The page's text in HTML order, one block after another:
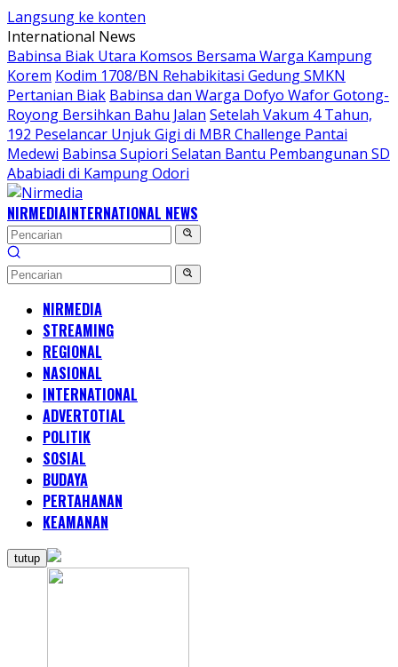
Langsung ke konten
International News
Babinsa Biak Utara Komsos Bersama Warga Kampung
Korem Kodim 1708/BN Rehabikitasi Gedung SMKN
Pertanian Biak Babinsa dan Warga Dofyo Wafor Gotong-
Royong Bersihkan Bahu Jalan Setelah Vakum 4 Tahun,
192 Peselancar Unjuk Gigi di MBR Challenge Pantai
Medewi Babinsa Supiori Selatan Bantu Pembangunan SD
Ababiadi di Kampung Odori
NIRMEDIAINTERNATIONAL NEWS
NIRMEDIA
STREAMING
REGIONAL
NASIONAL
INTERNATIONAL
ADVERTOTIAL
POLITIK
SOSIAL
BUDAYA
PERTAHANAN
KEAMANAN
tutup